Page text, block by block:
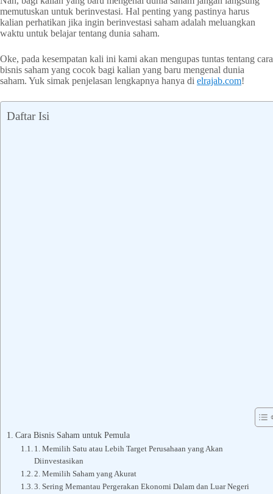
memutuskan untuk berinvestasi. Hal penting yang pastinya harus
kalian perhatikan jika ingin berinvestasi saham adalah meluangkan
waktu untuk belajar tentang dunia saham.
Oke, pada kesempatan kali ini kami akan mengupas tuntas tentang cara
bisnis saham yang cocok bagi kalian yang baru mengenal dunia
saham. Yuk simak penjelasan lengkapnya hanya di elrajab.com!
Daftar Isi
Cara Bisnis Saham untuk Pemula
1. Memilih Satu atau Lebih Target Perusahaan yang Akan
Diinvestasikan
2. Memilih Saham yang Akurat
3. Sering Memantau Pergerakan Ekonomi Dalam dan Luar Negeri